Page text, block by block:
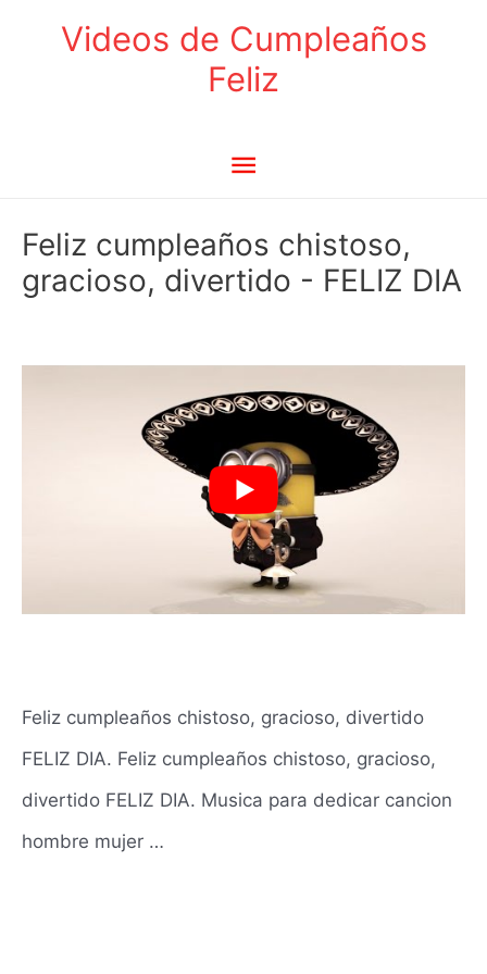
Videos de Cumpleaños
Feliz
Menú
Feliz cumpleaños chistoso,
gracioso, divertido - FELIZ DIA
Feliz cumpleaños chistoso, gracioso, divertido
FELIZ DIA. Feliz cumpleaños chistoso, gracioso,
divertido FELIZ DIA. Musica para dedicar cancion
hombre mujer …